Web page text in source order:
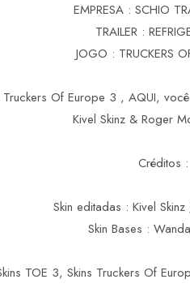
EMPRESA : SCHIO
TRAILER :
JOGO : TRUCKERS
Of Europe 3 , AQUI,
Kivel Skinz & Roger
Créditos :
Skin editadas : Kivel
Skin Bases :
TOE 3, Skins Truckers Of